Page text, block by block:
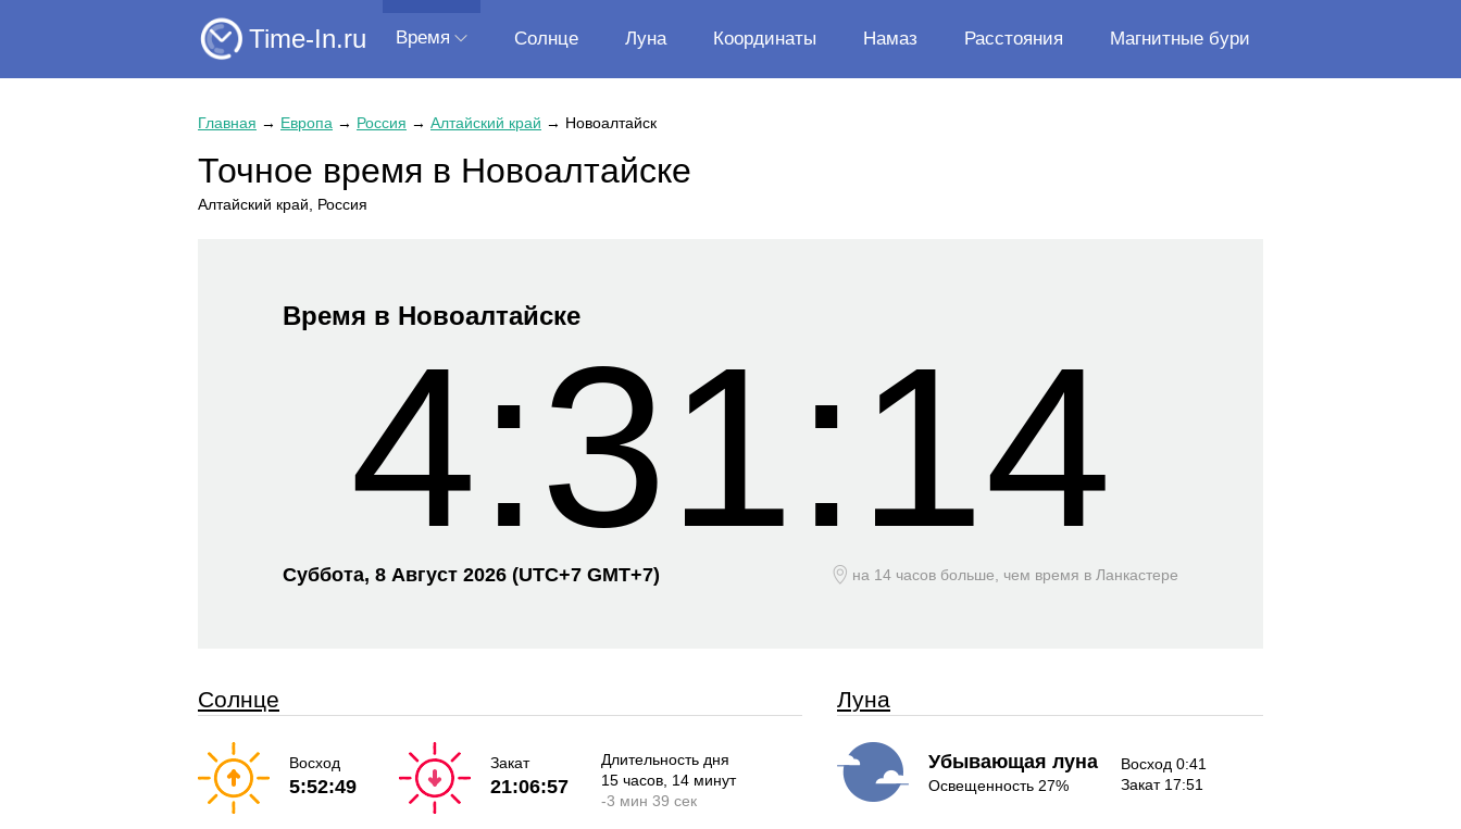
Time-In.ru Время Солнце Луна Координаты Намаз Расстояния Магнитные бури
Главная → Европа → Россия → Алтайский край → Новоалтайск
Точное время в Новоалтайске
Алтайский край, Россия
Время в Новоалтайске
4:31:15
Суббота, 8 Август 2026 (UTC+7 GMT+7) на 14 часов больше, чем время в Ланкастере
Солнце
Восход
5:52:49
Закат
21:06:57
Длительность дня
15 часов, 14 минут
-3 мин 39 сек
Луна
Убывающая луна
Освещенность 27%
Восход 0:41
Закат 17:51